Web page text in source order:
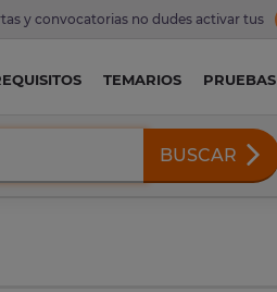
y convocatorias no dudes activar tus
TEMARIOS PRUEBAS
BUSCAR